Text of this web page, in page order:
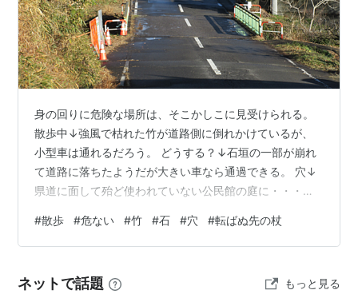
身の回りに危険な場所は、そこかしこに見受けられる。
散歩中↓強風で枯れた竹が道路側に倒れかけているが、
小型車は通れるだろう。 どうする？↓石垣の一部が崩れ
て道路に落ちたようだが大きい車なら通過できる。 穴↓
県道に面して殆ど使われていない公民館の庭に・・・何
危険。事故が起きなければ問題にならないが、転ばぬ先
の杖を心がけたい。 群馬中央ギター学院のトップページ
クします。 フランク永井鉛筆画前橋展示室のページへリ
#散歩 #危ない #竹 #石 #穴 #転ばぬ先の杖
ネットで話題 もっと見る